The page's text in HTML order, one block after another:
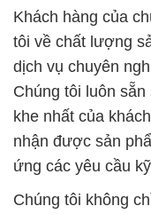
Khách hàng của
tôi về chất lượng
dịch vụ chuyên
Chúng tôi luôn
khe nhất của
nhận được sản
ứng các yêu cầu
Chúng tôi không